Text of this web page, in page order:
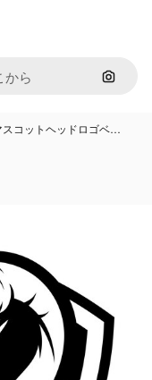
画像で
コットヘッドロゴベ…